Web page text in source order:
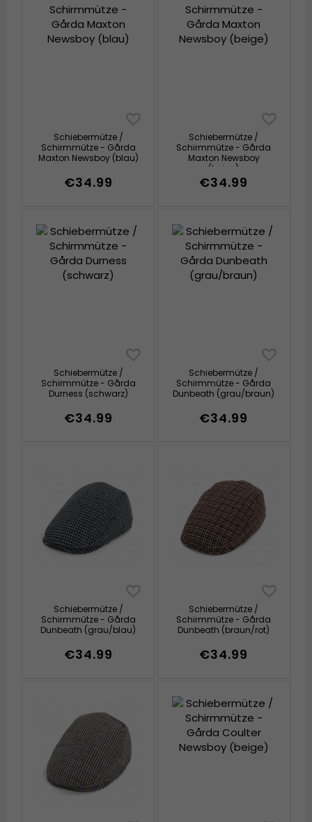
Schiebermütze /
Schirmmütze - Gårda
Maxton Newsboy (blau)
€34.99
Schiebermütze /
Schirmmütze - Gårda
Maxton Newsboy
(beige)
€34.99
Schiebermütze /
Schirmmütze - Gårda
Durness (schwarz)
€34.99
Schiebermütze /
Schirmmütze - Gårda
Dunbeath (grau/braun)
€34.99
Schiebermütze /
Schirmmütze - Gårda
Dunbeath (grau/blau)
€34.99
Schiebermütze /
Schirmmütze - Gårda
Dunbeath (braun/rot)
€34.99